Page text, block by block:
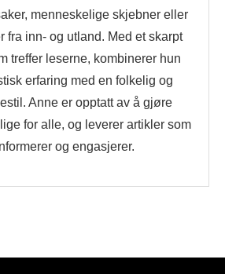
menneskelige skjebner eller
fra inn- og utland. Med et skarpt
treffer leserne, kombinerer hun
erfaring med en folkelig og
Anne er opptatt av å gjøre
for alle, og leverer artikler som
og engasjerer.